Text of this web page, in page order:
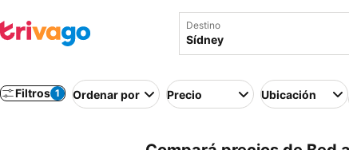
Destino
Filtros 1 Ordenar por Precio Ubicación